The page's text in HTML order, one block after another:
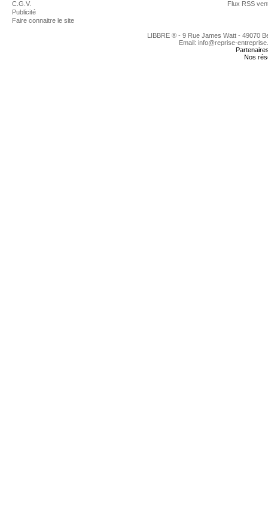
C.G.V.
Publicité
Faire connaitre le site
Flux RSS
LIBBRE ® - 9 Rue James Watt - 49070
Email: info@reprise-
Nos